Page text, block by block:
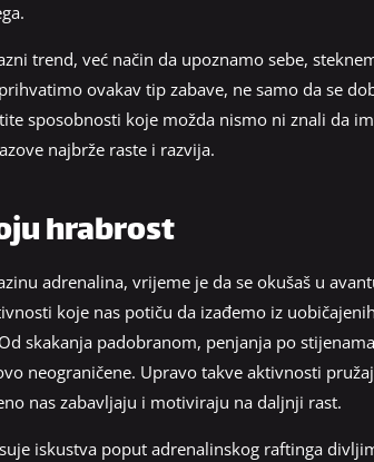
trend, već način da upoznamo sebe,
ovakav tip zabave, ne samo da se
sposobnosti koje možda nismo ni znali da
najbrže raste i razvija.
hrabrost
adrenalina, vrijeme je da se okušaš u
koje nas potiču da izađemo iz
skakanja padobranom, penjanja po
neograničene. Upravo takve aktivnosti
nas zabavljaju i motiviraju na daljnji rast.
iskustva poput adrenalinskog raftinga